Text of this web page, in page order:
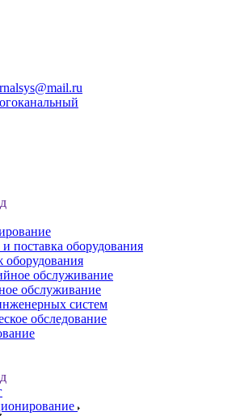
поставка оборудования
обслуживание
обслуживание
систем
обследование